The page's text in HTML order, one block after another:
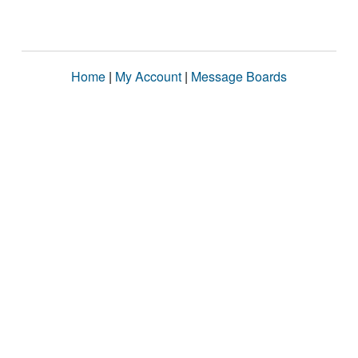
Home | My Account | Message Boards